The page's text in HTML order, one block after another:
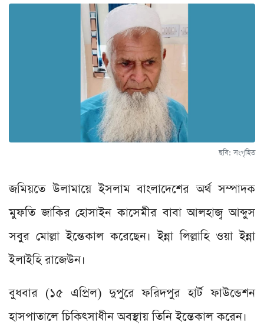
ছবি: সংগৃহিত
জমিয়তে উলামায়ে ইসলাম বাংলাদেশের অর্থ সম্পাদক
মুফতি জাকির হোসাইন কাসেমীর বাবা আলহাজ্ব আব্দুস
সবুর মোল্লা ইন্তেকাল করেছেন। ইন্না লিল্লাহি ওয়া ইন্না
ইলাইহি রাজেউন।
বুধবার (১৫ এপ্রিল) দুপুরে ফরিদপুর হার্ট ফাউন্ডেশন
হাসপাতালে চিকিৎসাধীন অবস্থায় তিনি ইন্তেকাল করেন।